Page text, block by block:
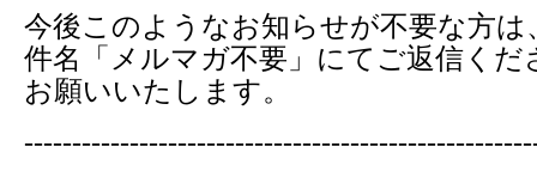
今後このようなお知らせが不要な方は
件名「メルマガ不要」にてご返信くだ
お願いいたします。